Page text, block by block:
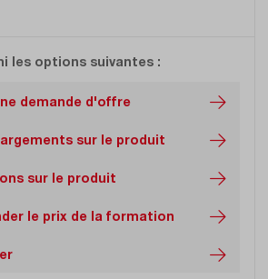
les options suivantes :
demande d'offre
sur le produit
sur le produit
le prix de la formation